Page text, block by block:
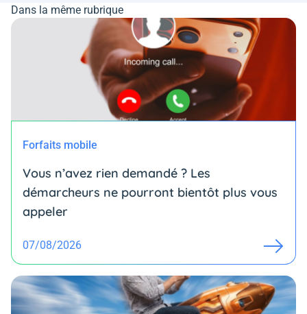
Dans la même rubrique
Forfaits mobile
Vous n’avez rien demandé ? Les
démarcheurs ne pourront bientôt plus vous
appeler
07/08/2026